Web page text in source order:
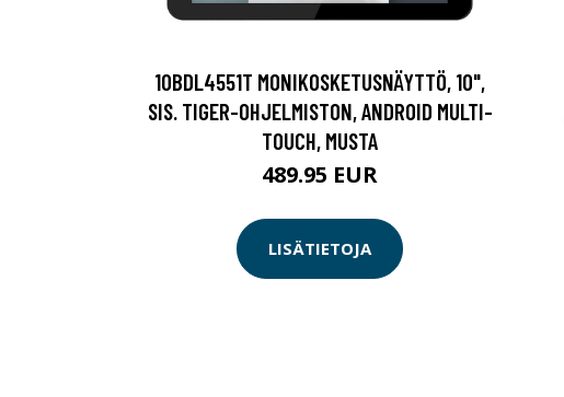
10BDL4551T MONIKOSKETUSNÄYTTÖ, 10",
SIS. TIGER-OHJELMISTON, ANDROID MULTI-
TOUCH, MUSTA
489.95 EUR
LISÄTIETOJA